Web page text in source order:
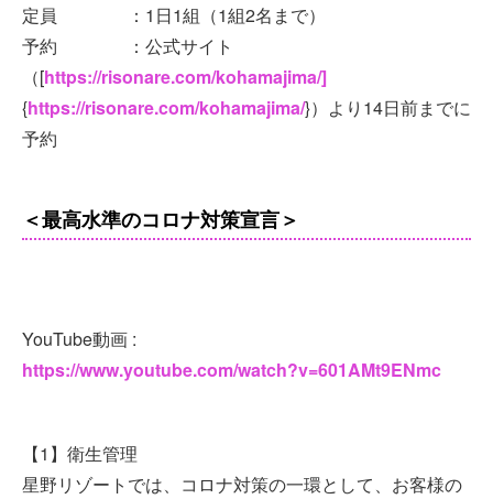
定員 ：1日1組（1組2名まで）
予約 ：公式サイト
（[https://risonare.com/kohamajima/]
{https://risonare.com/kohamajima/}）より14日前までに
予約
＜最高水準のコロナ対策宣言＞
YouTube動画 :
https://www.youtube.com/watch?v=601AMt9ENmc
【1】衛生管理
星野リゾートでは、コロナ対策の一環として、お客様の